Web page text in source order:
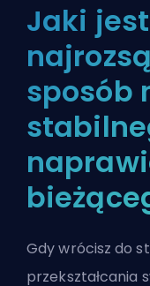
Jaki jest
sposób
Gdy wrócisz do
przekształcania